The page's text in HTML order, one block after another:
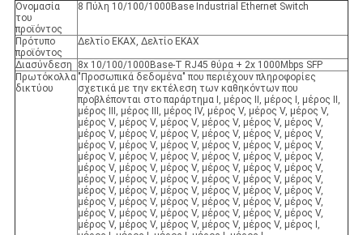
Ονομασία
του
προϊόντος
8 Πύλη 10/100/1000Base Industrial Ethernet Switch
Πρότυπο
προϊόντος
Δελτίο ΕΚΑΧ, Δελτίο ΕΚΑΧ
Διασύνδεση
8x 10/100/1000Base-T RJ45 θύρα + 2x 1000Mbps SFP
Πρωτόκολλα
δικτύου
"Προσωπικά δεδομένα" που περιέχουν πληροφορίες
σχετικά με την εκτέλεση των καθηκόντων που
προβλέπονται στο παράρτημα I, μέρος II, μέρος I, μέρος II,
μέρος III, μέρος III, μέρος IV, μέρος V, μέρος V, μέρος V,
μέρος V, μέρος V, μέρος V, μέρος V, μέρος V, μέρος V,
μέρος V, μέρος V, μέρος V, μέρος V, μέρος V, μέρος V,
μέρος V, μέρος V, μέρος V, μέρος V, μέρος V, μέρος V,
μέρος V, μέρος V, μέρος V, μέρος V, μέρος V, μέρος V,
μέρος V, μέρος V, μέρος V, μέρος V, μέρος V, μέρος V,
μέρος V, μέρος V, μέρος V, μέρος V, μέρος V, μέρος V,
μέρος V, μέρος V, μέρος V, μέρος V, μέρος V, μέρος V,
μέρος V, μέρος V, μέρος V, μέρος V, μέρος V, μέρος V,
μέρος V, μέρος V, μέρος V, μέρος V, μέρος V, μέρος V,
μέρος V, μέρος V, μέρος V, μέρος V, μέρος V, μέρος Ι,